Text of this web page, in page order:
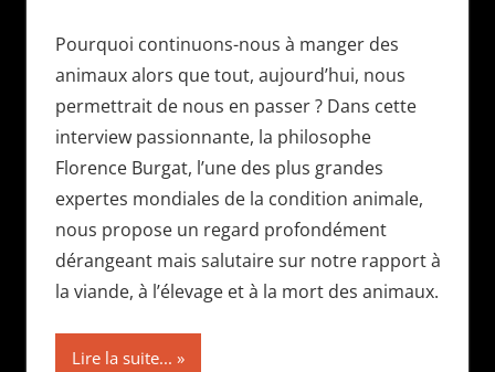
Pourquoi continuons-nous à manger des
animaux alors que tout, aujourd’hui, nous
permettrait de nous en passer ? Dans cette
interview passionnante, la philosophe
Florence Burgat, l’une des plus grandes
expertes mondiales de la condition animale,
nous propose un regard profondément
dérangeant mais salutaire sur notre rapport à
la viande, à l’élevage et à la mort des animaux.
Lire la suite...